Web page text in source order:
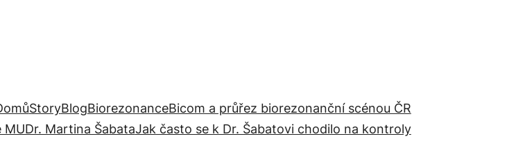
StoryBlogBiorezonanceBicom a průřez biorezonanční scénou ČR
MUDr. Martina ŠabataJak často se k Dr. Šabatovi chodilo na kontroly